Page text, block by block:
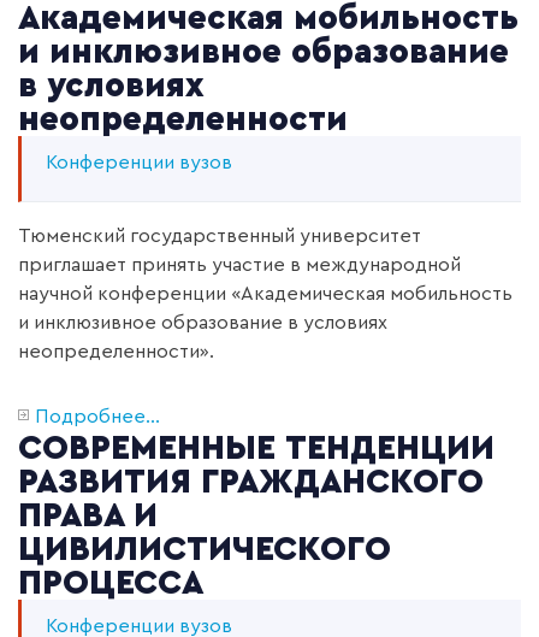
Академическая мобильность
и инклюзивное образование
в условиях
неопределенности
Конференции вузов
Тюменский государственный университет
приглашает принять участие в международной
научной конференции «Академическая мобильность
и инклюзивное образование в условиях
неопределенности».
Подробнее...
СОВРЕМЕННЫЕ ТЕНДЕНЦИИ
РАЗВИТИЯ ГРАЖДАНСКОГО
ПРАВА И
ЦИВИЛИСТИЧЕСКОГО
ПРОЦЕССА
Конференции вузов